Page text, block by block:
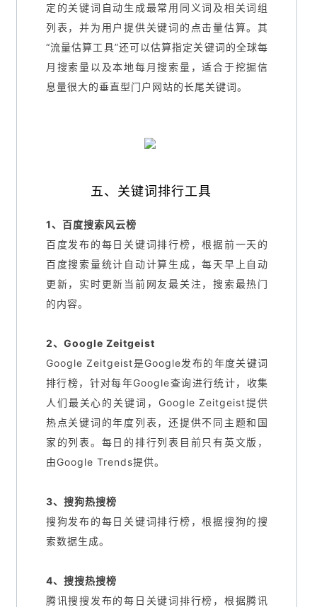
定的关键词自动生成最常用同义词及相关词组
列表，并为用户提供关键词的点击量估算。其
“流量估算工具”还可以估算指定关键词的全球每
月搜索量以及本地每月搜索量，适合于挖掘信
息量很大的垂直型门户网站的长尾关键词。
五、关键词排行工具
1、百度搜索风云榜
百度发布的每日关键词排行榜，根据前一天的
百度搜索量统计自动计算生成，每天早上自动
更新，实时更新当前网友最关注，搜索最热门
的内容。
2、Google Zeitgeist
Google Zeitgeist是Google发布的年度关键词
排行榜，针对每年Google查询进行统计，收集
人们最关心的关键词，Google Zeitgeist提供
热点关键词的年度列表，还提供不同主题和国
家的列表。每日的排行列表目前只有英文版，
由Google Trends提供。
3、搜狗热搜榜
搜狗发布的每日关键词排行榜，根据搜狗的搜
索数据生成。
4、搜搜热搜榜
腾讯搜搜发布的每日关键词排行榜，根据腾讯